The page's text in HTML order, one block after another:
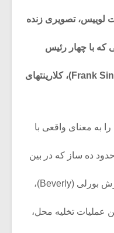
لوییس، تصویری زنده
که با چهار رئیس
تشکر آمیز از فرانک سیناترا (Frank Sinatra)، کلارینتهای
را به معنای واقعی با
ده ساز که در بین
بود را ویران کرد. فاونتین و همسرش بورلی (Beverly)،
عملیات تخلیه محل،